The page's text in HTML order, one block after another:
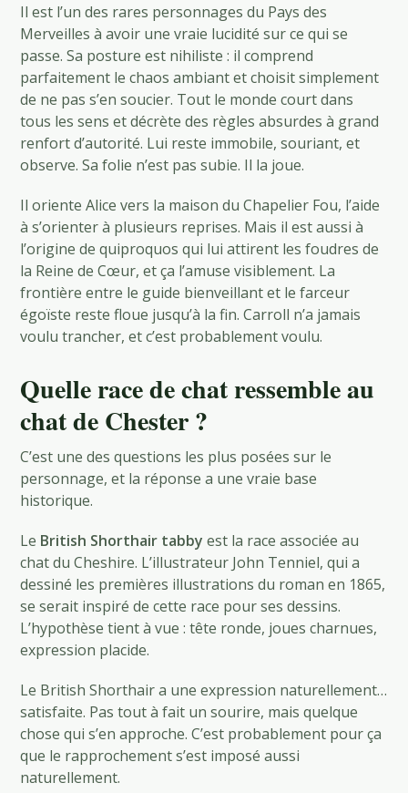
Il est l’un des rares personnages du Pays des
Merveilles à avoir une vraie lucidité sur ce qui se
passe. Sa posture est nihiliste : il comprend
parfaitement le chaos ambiant et choisit simplement
de ne pas s’en soucier. Tout le monde court dans
tous les sens et décrète des règles absurdes à grand
renfort d’autorité. Lui reste immobile, souriant, et
observe. Sa folie n’est pas subie. Il la joue.
Il oriente Alice vers la maison du Chapelier Fou, l’aide
à s’orienter à plusieurs reprises. Mais il est aussi à
l’origine de quiproquos qui lui attirent les foudres de
la Reine de Cœur, et ça l’amuse visiblement. La
frontière entre le guide bienveillant et le farceur
égoïste reste floue jusqu’à la fin. Carroll n’a jamais
voulu trancher, et c’est probablement voulu.
Quelle race de chat ressemble au
chat de Chester ?
C’est une des questions les plus posées sur le
personnage, et la réponse a une vraie base
historique.
Le British Shorthair tabby est la race associée au
chat du Cheshire. L’illustrateur John Tenniel, qui a
dessiné les premières illustrations du roman en 1865,
se serait inspiré de cette race pour ses dessins.
L’hypothèse tient à vue : tête ronde, joues charnues,
expression placide.
Le British Shorthair a une expression naturellement…
satisfaite. Pas tout à fait un sourire, mais quelque
chose qui s’en approche. C’est probablement pour ça
que le rapprochement s’est imposé aussi
naturellement.